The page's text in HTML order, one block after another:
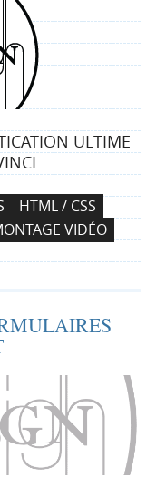
4
d
e
s
i
g
ULTIME
HTML / CSS
VIDÉO